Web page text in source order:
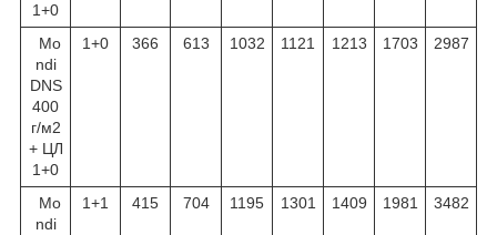
1+0
Mo
ndi
DNS
400
г/м2
+ ЦЛ
1+0
1+0 366 613 1032 1121 1213 1703 2987
Mo
ndi
1+1 415 704 1195 1301 1409 1981 3482